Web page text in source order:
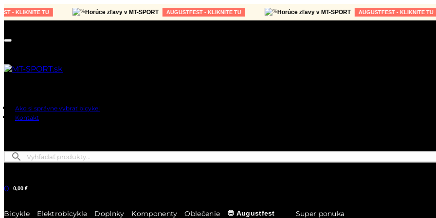
TU Horúce zľavy v MT-SPORT AUGUSTFEST - KLIKNITE TU Horúce zľavy v MT-SPORT AUGUSTFEST - KLIKNITE TU
Ako si správne vybrať bicykel
Kontakt
0 0,00 €
Bicykle Elektrobicykle Doplnky Komponenty Oblečenie 😎 Augustfest Super ponuka